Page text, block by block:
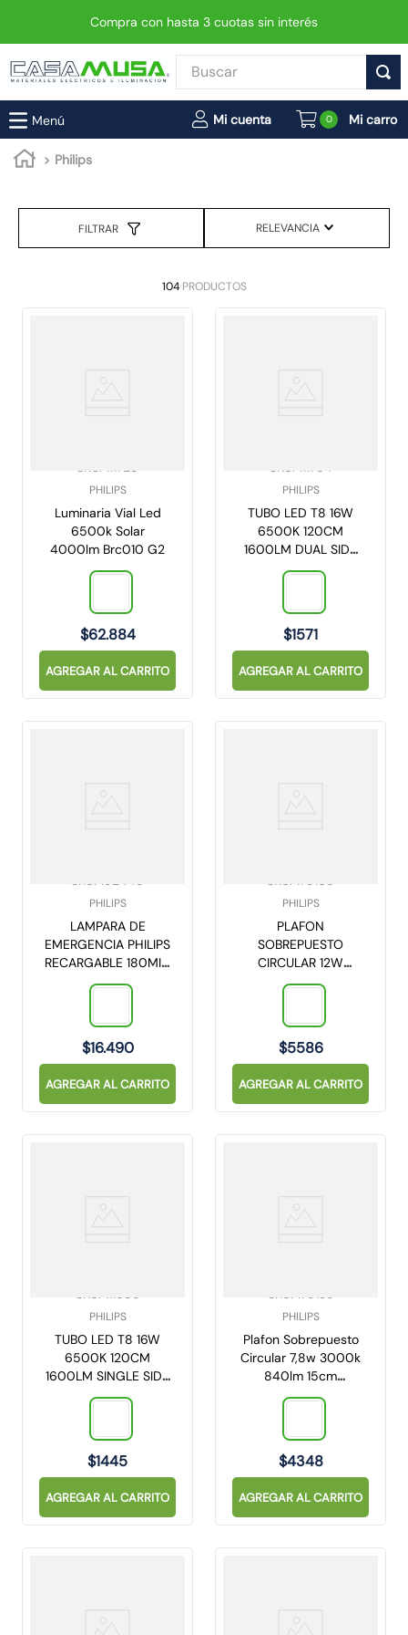
Compra con hasta 3 cuotas sin interés
Buscar
0
Philips
FILTRAR RELEVANCIA
104 PRODUCTOS
SKU: 111728
PHILIPS
Luminaria Vial Led
6500k Solar
4000lm Brc010 G2
$62.884
AGREGAR AL CARRITO
SKU: 111764
PHILIPS
TUBO LED T8 16W
6500K 120CM
1600LM DUAL SIDE
PHILIPS
$1571
AGREGAR AL CARRITO
SKU: 192449
PHILIPS
LAMPARA DE
EMERGENCIA PHILIPS
RECARGABLE 180MIN
2W 220LM LEDR1W5
$16.490
AGREGAR AL CARRITO
SKU: 179166
PHILIPS
PLAFON
SOBREPUESTO
CIRCULAR 12W
3000K 900LM 15CM
(929002634901)
$5586
AGREGAR AL CARRITO
SKU: 111685
PHILIPS
TUBO LED T8 16W
6500K 120CM
1600LM SINGLE SIDE
PHILIPS
$1445
AGREGAR AL CARRITO
SKU: 179135
PHILIPS
Plafon Sobrepuesto
Circular 7,8w 3000k
840lm 15cm
DN058C
$4348
AGREGAR AL CARRITO
TÉRMINOS MÁS BUSCADOS
1.
enchufe
enchufes
6.
foco led
proyector led